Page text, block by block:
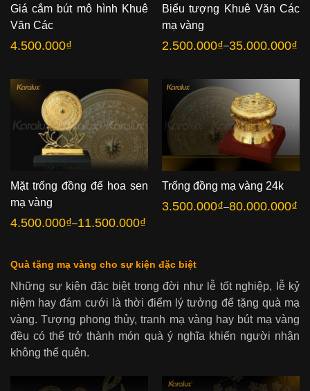
Giá cắm bút mô hình Khuê
Văn Các
4.500.000₫
Biểu tượng Khuê Văn Các
mạ vàng
2.500.000₫–35.000.000₫
Khoảng
đến
35.000.000₫
Mặt trống đồng đế hoa sen
mạ vàng
4.500.000₫–11.500.000₫
Khoảng
đến
11.500.000₫
Trống đồng mạ vàng 24k
3.500.000₫–80.000.000₫
Khoảng
Quà tặng mạ vàng cho sự kiện đặc biệt
Những sự kiện đặc biệt trong đời như lễ tốt nghiệp, lễ kỷ
niệm hay đám cưới là thời điểm lý tưởng để tặng quà mạ
vàng. Tượng phong thủy, tranh mạ vàng hay bút mạ vàng
đều có thể trở thành món quà ý nghĩa khiến người nhận
không thể quên.